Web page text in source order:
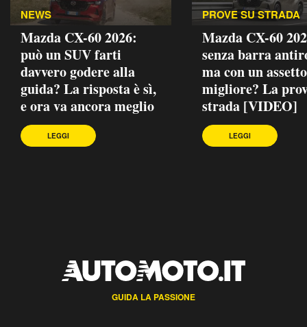
NEWS
Mazda CX-60 2026:
può un SUV farti
davvero godere alla
guida? La risposta è sì,
e ora va ancora meglio
LEGGI
PROVE SU STRADA
Mazda CX-60
senza barra
ma con un assetto
migliore? La
strada [VIDEO]
LEGGI
GUIDA LA PASSIONE